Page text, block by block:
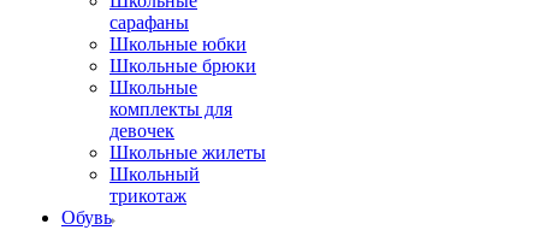
сарафаны
Школьные юбки
Школьные брюки
Школьные
комплекты для
девочек
Школьные жилеты
Школьный
трикотаж
Обувь